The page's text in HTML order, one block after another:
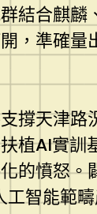
結合麒麟
，準確
撐天津
植AI實訓
的憤怒
智能範